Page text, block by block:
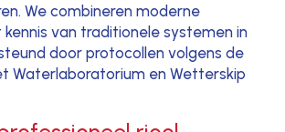
We combineren moderne
van traditionele systemen in
door protocollen volgens de
Waterlaboratorium en Wetterskip